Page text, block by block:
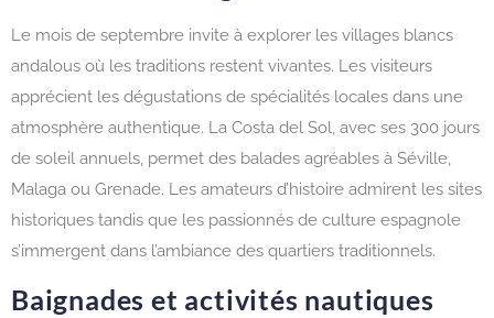
Le mois de septembre invite à explorer les villages blancs
andalous où les traditions restent vivantes. Les visiteurs
apprécient les dégustations de spécialités locales dans une
atmosphère authentique. La Costa del Sol, avec ses 300 jours
de soleil annuels, permet des balades agréables à Séville,
Malaga ou Grenade. Les amateurs d’histoire admirent les sites
historiques tandis que les passionnés de culture espagnole
s’immergent dans l’ambiance des quartiers traditionnels.
Baignades et activités nautiques